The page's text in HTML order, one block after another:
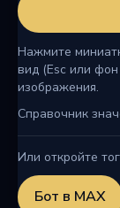
Нажмите
вид (Esc или фон
изображения.
Справочник
Или откройте
Бот в MAX